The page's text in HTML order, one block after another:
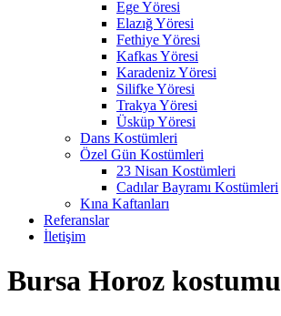
Ege Yöresi
Elazığ Yöresi
Fethiye Yöresi
Kafkas Yöresi
Karadeniz Yöresi
Silifke Yöresi
Trakya Yöresi
Üsküp Yöresi
Dans Kostümleri
Özel Gün Kostümleri
23 Nisan Kostümleri
Cadılar Bayramı Kostümleri
Kına Kaftanları
Referanslar
İletişim
Bursa Horoz kostumu